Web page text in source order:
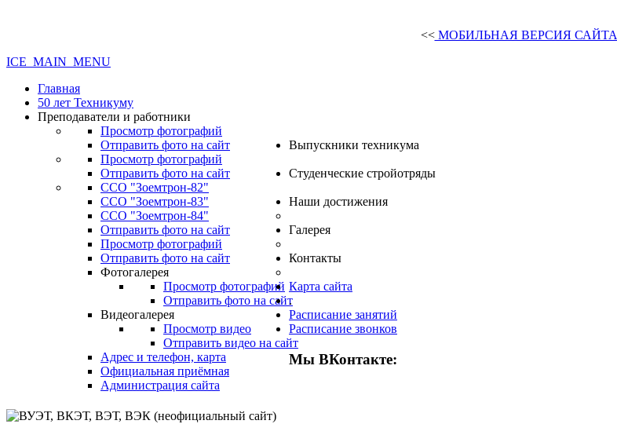
<<МОБИЛЬНАЯ ВЕРСИЯ САЙТА
ICE_MAIN_MENU
Главная
50 лет Техникуму
Преподаватели и работники
Просмотр фотографий
Отправить фото на сайт
Выпускники техникума
Просмотр фотографий
Отправить фото на сайт
Студенческие стройотряды
ССО "Зоемтрон-82"
ССО "Зоемтрон-83"
ССО "Зоемтрон-84"
Отправить фото на сайт
Наши достижения
Просмотр фотографий
Отправить фото на сайт
Галерея
Фотогалерея
Просмотр фотографий
Отправить фото на сайт
Видеогалерея
Просмотр видео
Отправить видео на сайт
Контакты
Адрес и телефон, карта
Официальная приёмная
Администрация сайта
Карта сайта
.
Расписание занятий
Расписание звонков
Мы ВКонтакте: